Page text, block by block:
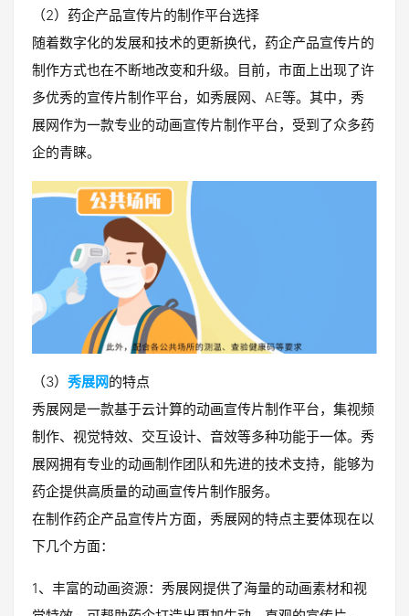
（2）药企产品宣传片的制作平台选择
随着数字化的发展和技术的更新换代，药企产品宣传片的
制作方式也在不断地改变和升级。目前，市面上出现了许
多优秀的宣传片制作平台，如秀展网、AE等。其中，秀
展网作为一款专业的动画宣传片制作平台，受到了众多药
企的青睐。
（3） 秀展网的特点
秀展网是一款基于云计算的动画宣传片制作平台，集视频
制作、视觉特效、交互设计、音效等多种功能于一体。秀
展网拥有专业的动画制作团队和先进的技术支持，能够为
药企提供高质量的动画宣传片制作服务。
在制作药企产品宣传片方面，秀展网的特点主要体现在以
下几个方面：
1、丰富的动画资源：秀展网提供了海量的动画素材和视